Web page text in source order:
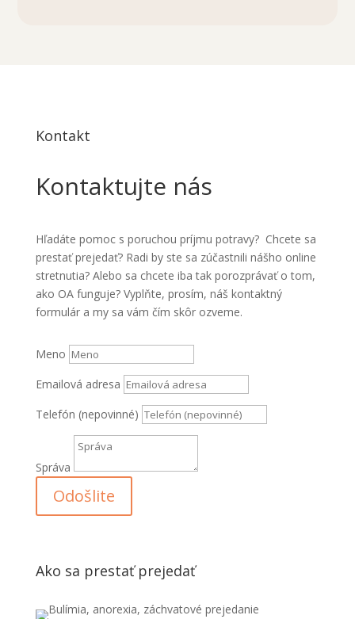
Kontakt
Kontaktujte nás
Hľadáte pomoc s poruchou príjmu potravy? Chcete sa
prestať prejedať? Radi by ste sa zúčastnili nášho online
stretnutia? Alebo sa chcete iba tak porozprávať o tom,
ako OA funguje? Vyplňte, prosím, náš kontaktný
formulár a my sa vám čím skôr ozveme.
Meno
Emailová adresa
Telefón (nepovinné)
Správa
Odošlite
Ako sa prestať prejedať